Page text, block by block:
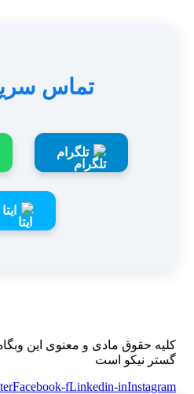
تماس
تلگرام
ایتا
کلیه حقوق مادی و معنوی این
گستر نیکو است
Facebook-fLinkedin-inInstagram